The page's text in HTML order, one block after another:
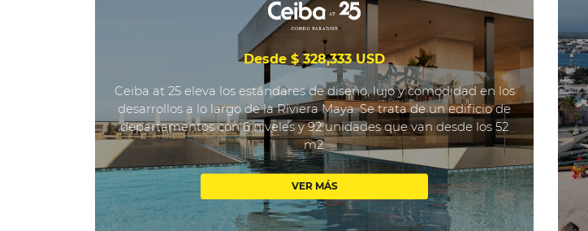
Desde $ 328,333 USD
Ceiba at 25 eleva los estándares de diseño, lujo y comodidad en los
desarrollos a lo largo de la Riviera Maya. Se trata de un edificio de
departamentos con 6 niveles y 92 unidades que van desde los 52
m2.
VER MÁS